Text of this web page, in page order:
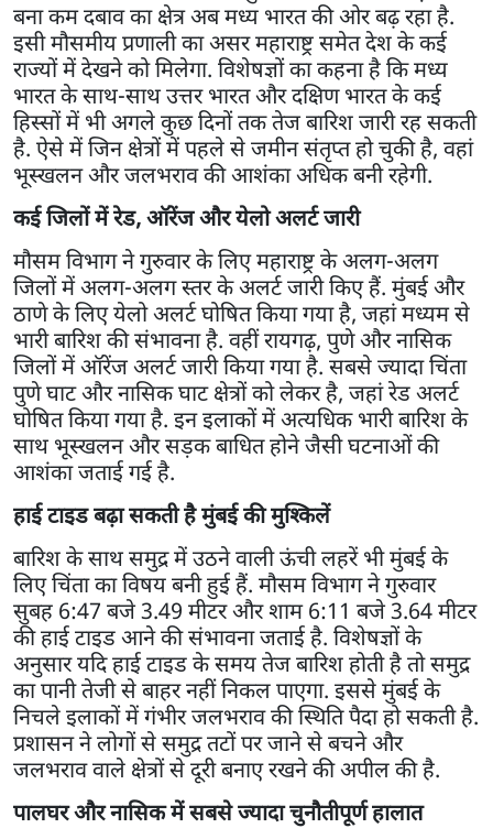
बना कम दबाव का क्षेत्र अब मध्य भारत की ओर बढ़ रहा है.
इसी मौसमीय प्रणाली का असर महाराष्ट्र समेत देश के कई
राज्यों में देखने को मिलेगा. विशेषज्ञों का कहना है कि मध्य
भारत के साथ-साथ उत्तर भारत और दक्षिण भारत के कई
हिस्सों में भी अगले कुछ दिनों तक तेज बारिश जारी रह सकती
है. ऐसे में जिन क्षेत्रों में पहले से जमीन संतृप्त हो चुकी है, वहां
भूस्खलन और जलभराव की आशंका अधिक बनी रहेगी.
कई जिलों में रेड, ऑरेंज और येलो अलर्ट जारी
मौसम विभाग ने गुरुवार के लिए महाराष्ट्र के अलग-अलग
जिलों में अलग-अलग स्तर के अलर्ट जारी किए हैं. मुंबई और
ठाणे के लिए येलो अलर्ट घोषित किया गया है, जहां मध्यम से
भारी बारिश की संभावना है. वहीं रायगढ़, पुणे और नासिक
जिलों में ऑरेंज अलर्ट जारी किया गया है. सबसे ज्यादा चिंता
पुणे घाट और नासिक घाट क्षेत्रों को लेकर है, जहां रेड अलर्ट
घोषित किया गया है. इन इलाकों में अत्यधिक भारी बारिश के
साथ भूस्खलन और सड़क बाधित होने जैसी घटनाओं की
आशंका जताई गई है.
हाई टाइड बढ़ा सकती है मुंबई की मुश्किलें
बारिश के साथ समुद्र में उठने वाली ऊंची लहरें भी मुंबई के
लिए चिंता का विषय बनी हुई हैं. मौसम विभाग ने गुरुवार
सुबह 6:47 बजे 3.49 मीटर और शाम 6:11 बजे 3.64 मीटर
की हाई टाइड आने की संभावना जताई है. विशेषज्ञों के
अनुसार यदि हाई टाइड के समय तेज बारिश होती है तो समुद्र
का पानी तेजी से बाहर नहीं निकल पाएगा. इससे मुंबई के
निचले इलाकों में गंभीर जलभराव की स्थिति पैदा हो सकती है.
प्रशासन ने लोगों से समुद्र तटों पर जाने से बचने और
जलभराव वाले क्षेत्रों से दूरी बनाए रखने की अपील की है.
पालघर और नासिक में सबसे ज्यादा चुनौतीपूर्ण हालात